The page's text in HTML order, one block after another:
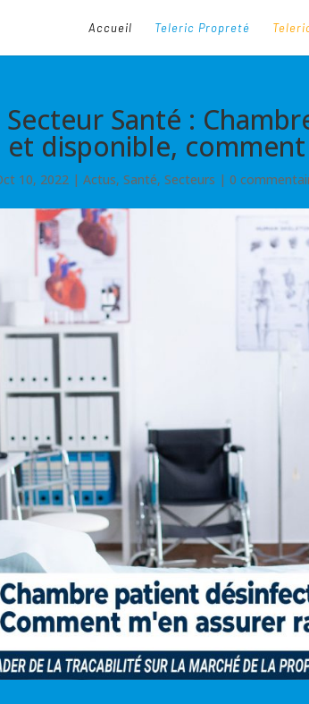
Accueil Teleric Propreté
Santé :
disponible, comment
10, 2022 |Actus,Santé,Secteurs |0